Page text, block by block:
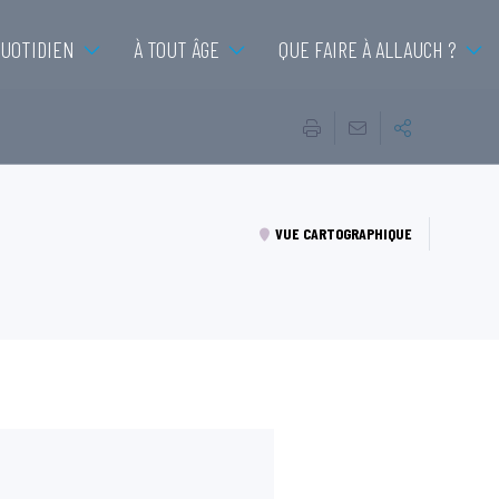
À TOUT ÂGE QUE FAIRE À ALLAUCH ?
VUE CARTOGRAPHIQUE